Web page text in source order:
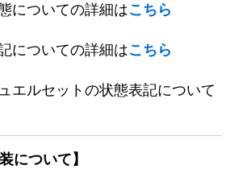
についての詳細はこちら
についての詳細はこちら
エルセットの状態表記について
について】